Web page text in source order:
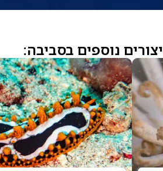
יצורים נוספים בסביבה: